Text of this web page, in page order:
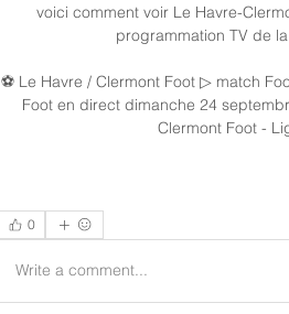
voici comment voir Le Havre-
programmation TV de
⚽ Le Havre / Clermont Foot ▷ match
Foot en direct dimanche 24
Clermont Foot -
0
Write a comment...